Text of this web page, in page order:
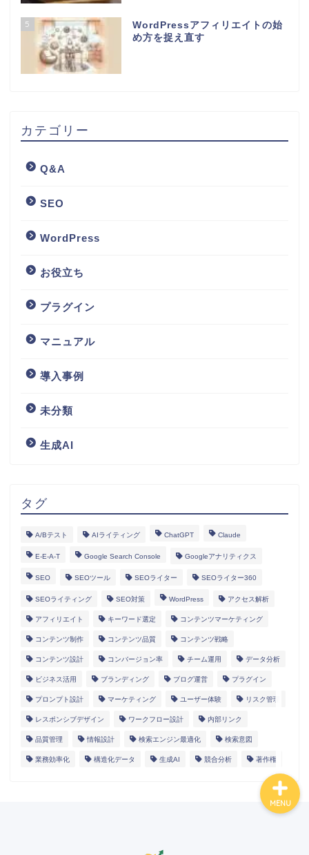
5
WordPressアフィリエイトの始
め方を捉え直す
カテゴリー
Q&A
SEO
WordPress
お役立ち
プラグイン
マニュアル
導入事例
未分類
生成AI
タグ
A/Bテスト AIライティング ChatGPT Claude
E-E-A-T Google Search Console Googleアナリティクス
SEO SEOツール SEOライター SEOライター360
SEOライティング SEO対策 WordPress アクセス解析
アフィリエイト キーワード選定 コンテンツマーケティング
コンテンツ制作 コンテンツ品質 コンテンツ戦略
コンテンツ設計 コンバージョン率 チーム運用 データ分析
ビジネス活用 ブランディング ブログ運営 プラグイン
プロンプト設計 マーケティング ユーザー体験 リスク管理
レスポンシブデザイン ワークフロー設計 内部リンク
品質管理 情報設計 検索エンジン最適化 検索意図
業務効率化 構造化データ 生成AI 競合分析 著作権
MENU
HOME
ランディングページ
マニュアル